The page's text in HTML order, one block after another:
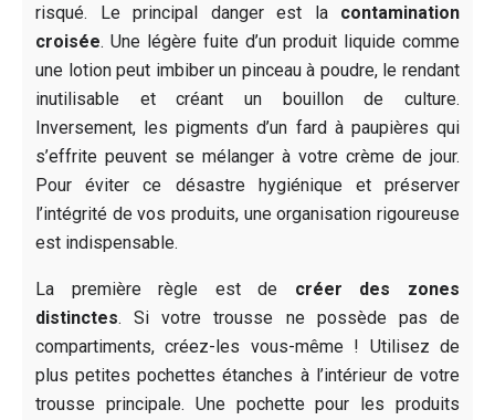
risqué. Le principal danger est la contamination
croisée. Une légère fuite d’un produit liquide comme
une lotion peut imbiber un pinceau à poudre, le rendant
inutilisable et créant un bouillon de culture.
Inversement, les pigments d’un fard à paupières qui
s’effrite peuvent se mélanger à votre crème de jour.
Pour éviter ce désastre hygiénique et préserver
l’intégrité de vos produits, une organisation rigoureuse
est indispensable.
La première règle est de créer des zones
distinctes. Si votre trousse ne possède pas de
compartiments, créez-les vous-même ! Utilisez de
plus petites pochettes étanches à l’intérieur de votre
trousse principale. Une pochette pour les produits